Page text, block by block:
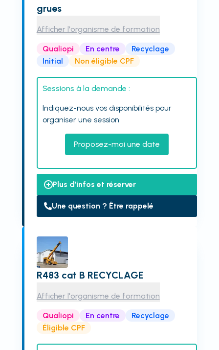
grues
Afficher l'organisme de formation
Qualiopi En centre
Recyclage
Initial
Non éligible CPF
Sessions à la demande :
Indiquez-nous vos disponibilités pour
organiser une session
Proposez-moi une date
Plus d'infos et réserver
Une question ? Être rappelé
R483 cat B RECYCLAGE
Afficher l'organisme de formation
Qualiopi En centre
Recyclage
Éligible CPF